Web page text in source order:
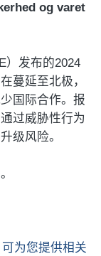
og varet
）发布的2024
蔓延至北极，
国际合作。报
过威胁性行为
级风险。
为您提供相关